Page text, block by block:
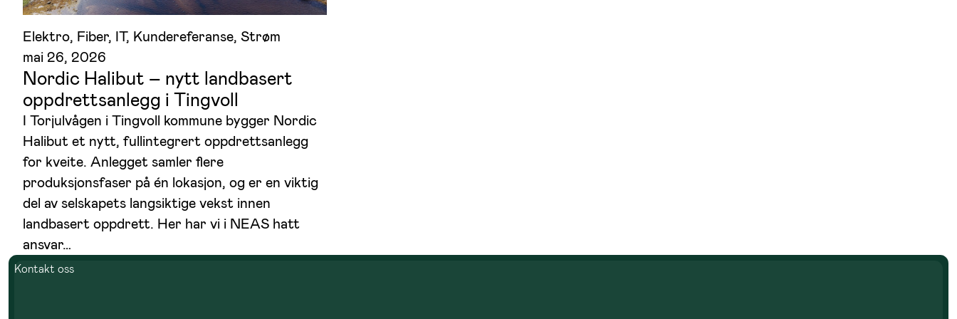
Elektro, Fiber, IT, Kundereferanse, Strøm
mai 26, 2026
Nordic Halibut – nytt landbasert
oppdrettsanlegg i Tingvoll
I Torjulvågen i Tingvoll kommune bygger Nordic
Halibut et nytt, fullintegrert oppdrettsanlegg
for kveite. Anlegget samler flere
produksjonsfaser på én lokasjon, og er en viktig
del av selskapets langsiktige vekst innen
landbasert oppdrett. Her har vi i NEAS hatt
ansvar…
Kontakt oss